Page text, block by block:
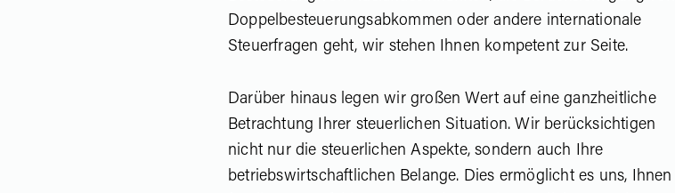
Doppelbesteuerungsabkommen oder andere internationale
Steuerfragen geht, wir stehen Ihnen kompetent zur Seite.
Darüber hinaus legen wir großen Wert auf eine ganzheitliche
Betrachtung Ihrer steuerlichen Situation. Wir berücksichtigen
nicht nur die steuerlichen Aspekte, sondern auch Ihre
betriebswirtschaftlichen Belange. Dies ermöglicht es uns, Ihnen